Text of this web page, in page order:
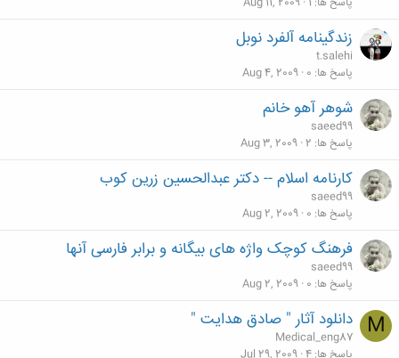
زندگينامه آلفرد نوبل
t.salehi
پاسخ ها 0
Aug 4, 2009
شوهر آهو خانم
saeed99
پاسخ ها 2
Aug 3, 2009
کارنامه اسلام -- دکتر عبدالحسین زرین کوب
saeed99
پاسخ ها 0
Aug 2, 2009
فرهنگ کوچک واژه های بیگانه و برابر فارسی آنها
saeed99
پاسخ ها 0
Aug 2, 2009
M دانلود آثار " صادق هدایت "
Medical_eng87
پاسخ ها 4
Jul 29, 2009